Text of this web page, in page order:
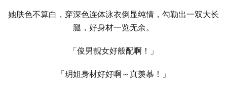
她肤色不算白，穿深色连体泳衣倒显纯情，勾勒出一双大长
腿，好身材一览无余。
「俊男靓女好般配啊！」
「玥姐身材好好啊～真羡慕！」